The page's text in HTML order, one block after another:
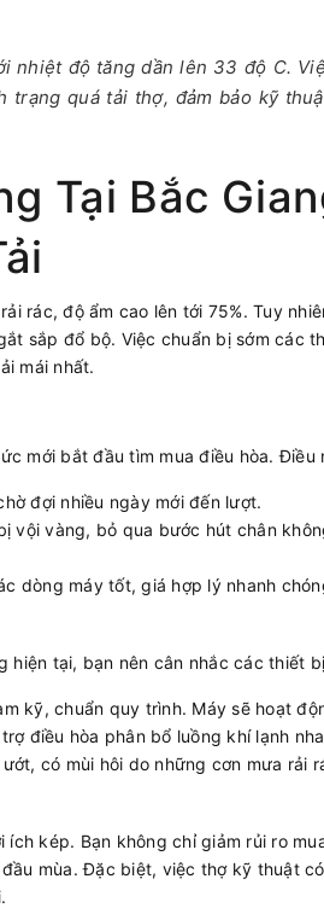
nhiệt độ tăng dần lên 33 độ C.
quá tải thợ, đảm bảo kỹ
Tại Bắc
rác, độ ẩm cao lên tới 75%. Tuy
sắp đổ bộ. Việc chuẩn bị sớm các
mái nhất.
mới bắt đầu tìm mua điều hòa. Điều
đợi nhiều ngày mới đến lượt.
vội vàng, bỏ qua bước hút chân
dòng máy tốt, giá hợp lý nhanh
tại, bạn nên cân nhắc các thiết
kỹ, chuẩn quy trình. Máy sẽ hoạt
điều hòa phân bổ luồng khí lạnh
có mùi hôi do những cơn mưa rải
kép. Bạn không chỉ giảm rủi ro
mùa. Đặc biệt, việc thợ kỹ thuật